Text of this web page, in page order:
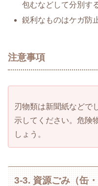
包むなどして分別す
鋭利なものはケガ防
注意事項
刃物類は新聞紙などで
示してください。危険
しょう。
3-3. 資源ごみ（缶